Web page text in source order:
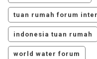
tuan rumah forum
indonesia tuan rumah
world water forum